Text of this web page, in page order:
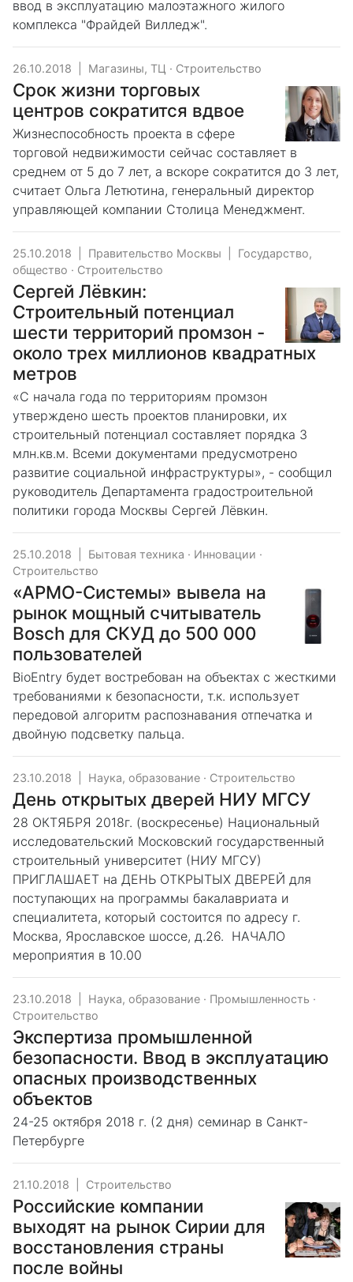
ввод в эксплуатацию малоэтажного жилого
комплекса "Фрайдей Вилледж".
26.10.2018 Магазины, ТЦ · Строительство
Срок жизни торговых
центров сократится вдвое
Жизнеспособность проекта в сфере
торговой недвижимости сейчас составляет в
среднем от 5 до 7 лет, а вскоре сократится до 3 лет,
считает Ольга Летютина, генеральный директор
управляющей компании Столица Менеджмент.
25.10.2018 Правительство Москвы
Государство,
общество · Строительство
Сергей Лёвкин:
Строительный потенциал
шести территорий промзон -
около трех миллионов квадратных
метров
«С начала года по территориям промзон
утверждено шесть проектов планировки, их
строительный потенциал составляет порядка 3
млн.кв.м. Всеми документами предусмотрено
развитие социальной инфраструктуры», - сообщил
руководитель Департамента градостроительной
политики города Москвы Сергей Лёвкин.
25.10.2018 Бытовая техника · Инновации ·
Строительство
«АРМО-Системы» вывела на
рынок мощный считыватель
Bosch для СКУД до 500 000
пользователей
BioEntry будет востребован на объектах с жесткими
требованиями к безопасности, т.к. использует
передовой алгоритм распознавания отпечатка и
двойную подсветку пальца.
23.10.2018 Наука, образование · Строительство
День открытых дверей НИУ МГСУ
28 ОКТЯБРЯ 2018г. (воскресенье) Национальный
исследовательский Московский государственный
строительный университет (НИУ МГСУ)
ПРИГЛАШАЕТ на ДЕНЬ ОТКРЫТЫХ ДВЕРЕЙ для
поступающих на программы бакалавриата и
специалитета, который состоится по адресу г.
Москва, Ярославское шоссе, д.26. НАЧАЛО
мероприятия в 10.00
23.10.2018 Наука, образование · Промышленность ·
Строительство
Экспертиза промышленной
безопасности. Ввод в эксплуатацию
опасных производственных
объектов
24-25 октября 2018 г. (2 дня) семинар в Санкт-
Петербурге
21.10.2018 Строительство
Российские компании
выходят на рынок Сирии для
восстановления страны
после войны